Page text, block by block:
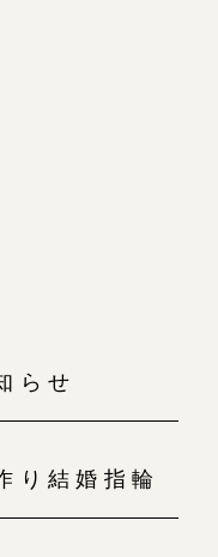
らせ
り結婚指輪